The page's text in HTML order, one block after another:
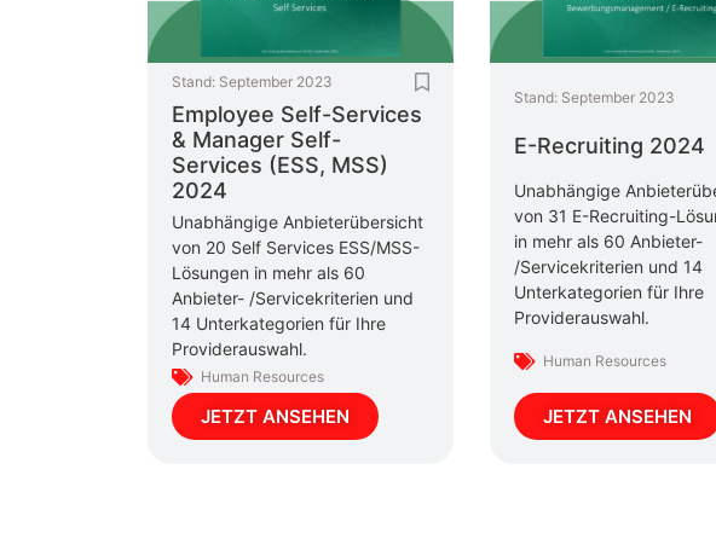
Stand: September 2023
Employee Self-Services
& Manager Self-
Services (ESS, MSS)
2024
Unabhängige Anbieterübersicht
von 20 Self Services ESS/MSS-
Lösungen in mehr als 60
Anbieter- /Servicekriterien und
14 Unterkategorien für Ihre
Providerauswahl.
Human Resources
JETZT ANSEHEN
Stand: September 2023
E-Recruiting 2024
Unabhängige
von 31 E-Recruiting-
in mehr als 60 Anbieter-
/Servicekriterien und 14
Unterkategorien für Ihre
Providerauswahl.
Human Resources
JETZT ANSEHEN